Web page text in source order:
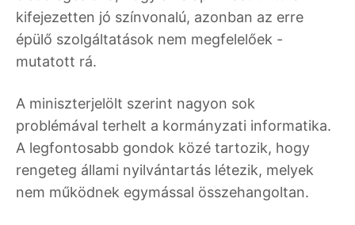
kifejezetten jó színvonalú, azonban az erre
épülő szolgáltatások nem megfelelőek -
mutatott rá.
A miniszterjelölt szerint nagyon sok
problémával terhelt a kormányzati informatika.
A legfontosabb gondok közé tartozik, hogy
rengeteg állami nyilvántartás létezik, melyek
nem működnek egymással összehangoltan.